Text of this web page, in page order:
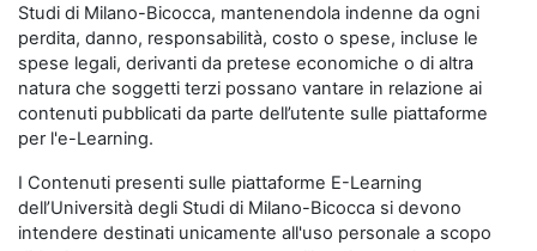
Studi di Milano-Bicocca, mantenendola indenne da ogni
perdita, danno, responsabilità, costo o spese, incluse le
spese legali, derivanti da pretese economiche o di altra
natura che soggetti terzi possano vantare in relazione ai
contenuti pubblicati da parte dell’utente sulle piattaforme
per l'e-Learning.
I Contenuti presenti sulle piattaforme E-Learning
dell’Università degli Studi di Milano-Bicocca si devono
intendere destinati unicamente all'uso personale a scopo